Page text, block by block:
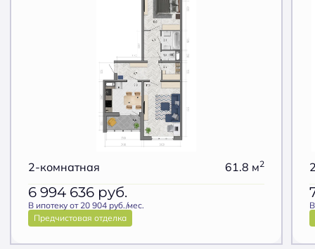
2-комнатная 61.8 м2
6 994 636 руб.
В ипотеку от 20 904 руб./мес.
Предчистовая отделка